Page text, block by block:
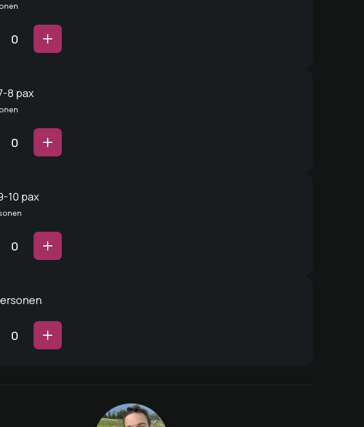
8 pax
10 pax